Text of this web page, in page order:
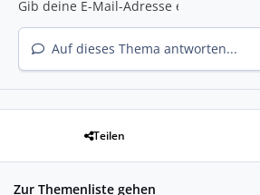
Auf dieses Thema antworten...
Teilen
Zur Themenliste gehen